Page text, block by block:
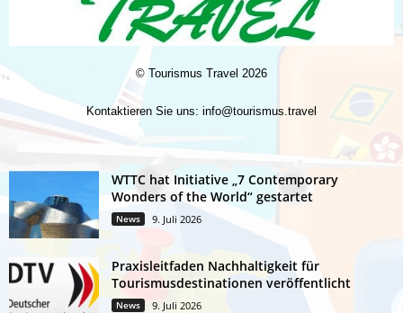
© Tourismus Travel 2026
Kontaktieren Sie uns: info@tourismus.travel
WTTC hat Initiative „7 Contemporary
Wonders of the World“ gestartet
News 9. Juli 2026
Praxisleitfaden Nachhaltigkeit für
Tourismusdestinationen veröffentlicht
News 9. Juli 2026